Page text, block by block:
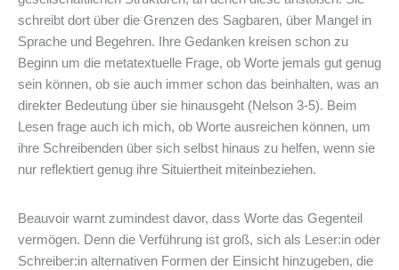
schreibt dort über die Grenzen des Sagbaren, über Mangel in
Sprache und Begehren. Ihre Gedanken kreisen schon zu
Beginn um die metatextuelle Frage, ob Worte jemals gut genug
sein können, ob sie auch immer schon das beinhalten, was an
direkter Bedeutung über sie hinausgeht (Nelson 3-5). Beim
Lesen frage auch ich mich, ob Worte ausreichen können, um
ihre Schreibenden über sich selbst hinaus zu helfen, wenn sie
nur reflektiert genug ihre Situiertheit miteinbeziehen.
Beauvoir warnt zumindest davor, dass Worte das Gegenteil
vermögen. Denn die Verführung ist groß, sich als Leser:in oder
Schreiber:in alternativen Formen der Einsicht hinzugeben, die